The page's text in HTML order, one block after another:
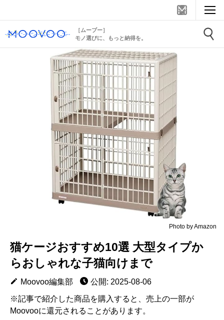
［ムーブー］
モノ選びに、もっと納得を。
Photo by Amazon
猫ケージおすすめ10選 大型タイプか
らおしゃれな子猫向けまで
Moovoo編集部
公開: 2025-08-06
※記事で紹介した商品を購入すると、売上の一部が
Moovooに還元されることがあります。